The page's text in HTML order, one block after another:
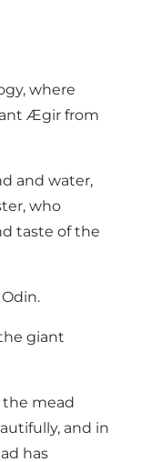
where
Ægir from
and water,
who
taste of the
giant
mead
and in
has